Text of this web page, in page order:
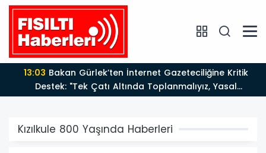
13:03Bakan Gürlek’ten İnternet Gazeteciliğine Kritik
Destek: "Tek Çatı Altında Toplanmalıyız, Yasal
Düzenlemeye Hazırız"
Kızılkule 800 Yaşında Haberleri